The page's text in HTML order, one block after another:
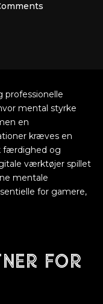
professionelle
mental styrke
en
kræves en
færdighed og
værktøjer spillet
mentale
for gamere,
for